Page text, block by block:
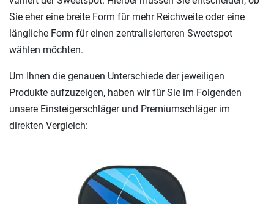
Sie eher eine breite Form für mehr Reichweite oder eine
längliche Form für einen zentralisierteren Sweetspot
wählen möchten.
Um Ihnen die genauen Unterschiede der jeweiligen
Produkte aufzuzeigen, haben wir für Sie im Folgenden
unsere Einsteigerschläger und Premiumschläger im
direkten Vergleich: